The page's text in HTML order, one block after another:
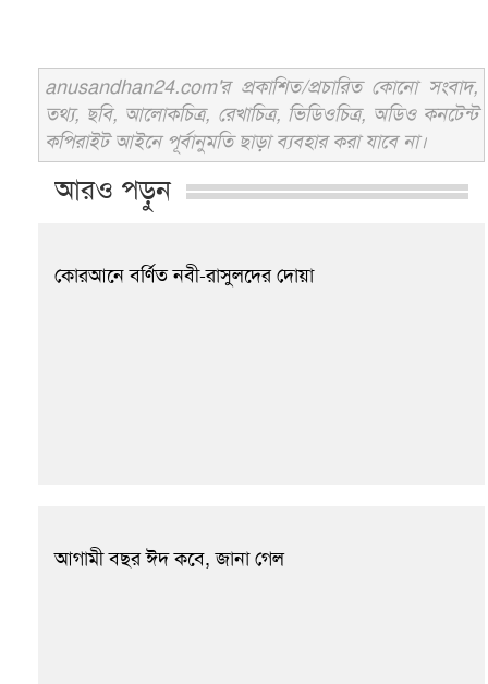
anusandhan24.com'র প্রকাশিত/প্রচারিত কোনো সংবাদ,
তথ্য, ছবি, আলোকচিত্র, রেখাচিত্র, ভিডিওচিত্র, অডিও কনটেন্ট
কপিরাইট আইনে পূর্বানুমতি ছাড়া ব্যবহার করা যাবে না।
আরও পড়ুন
কোরআনে বর্ণিত নবী-রাসুলদের দোয়া
আগামী বছর ঈদ কবে, জানা গেল